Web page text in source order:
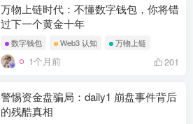
万物上链时代：不懂数字钱包，你将错
过下一个黄金十年
数字钱包 Web3 认知 万物上链
1个月前 201
警惕资金盘骗局：daily1 崩盘事件背后
的残酷真相